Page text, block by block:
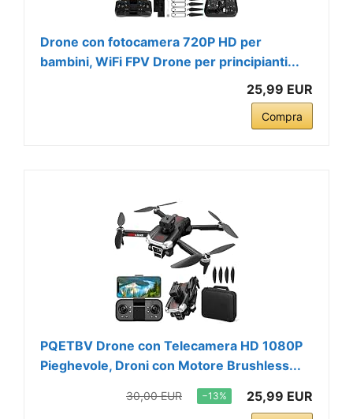
Drone con fotocamera 720P HD per
bambini, WiFi FPV Drone per principianti...
25,99 EUR
Compra
PQETBV Drone con Telecamera HD 1080P
Pieghevole, Droni con Motore Brushless...
30,00 EUR −13% 25,99 EUR